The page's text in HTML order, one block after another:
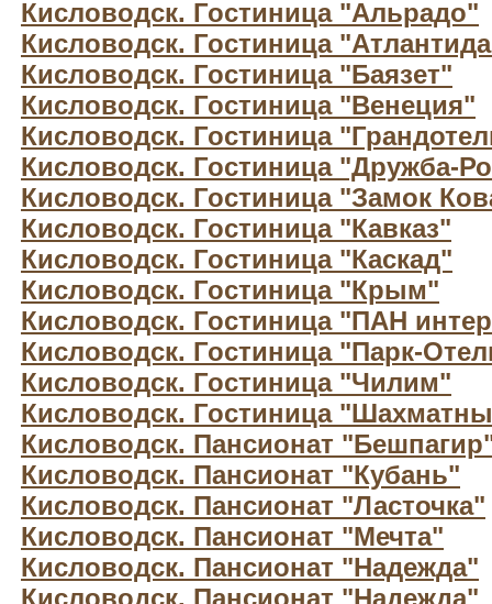
Кисловодск. Гостиница "Альрадо"
Кисловодск. Гостиница
Кисловодск. Гостиница "Баязет"
Кисловодск. Гостиница "Венеция"
Кисловодск. Гостиница
Кисловодск. Гостиница "Дружба-
Кисловодск. Гостиница "Замок
Кисловодск. Гостиница "Кавказ"
Кисловодск. Гостиница "Каскад"
Кисловодск. Гостиница "Крым"
Кисловодск. Гостиница "ПАН
Кисловодск. Гостиница "Парк-
Кисловодск. Гостиница "Чилим"
Кисловодск. Гостиница
Кисловодск. Пансионат
Кисловодск. Пансионат "Кубань"
Кисловодск. Пансионат "Ласточка"
Кисловодск. Пансионат "Мечта"
Кисловодск. Пансионат "Надежда"